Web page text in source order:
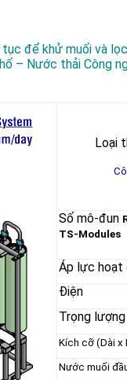
để khử muối và
– Nước thải Công
Loại
Số mô-đun
TS-Modules
Áp lực hoạt
Điện
Trọng lượng
Kích cỡ (Dài x
Nước muối